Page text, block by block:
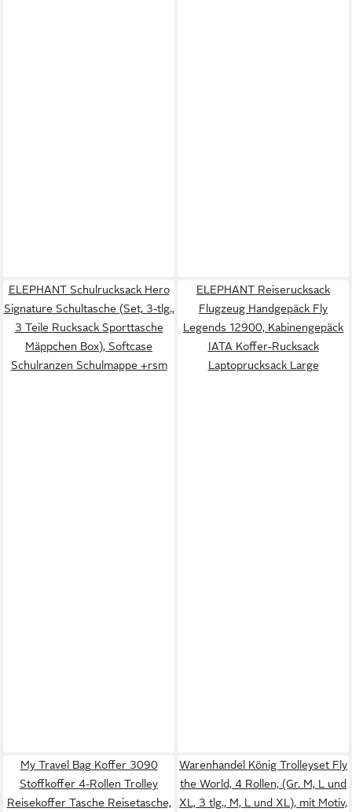
ELEPHANT Schulrucksack Hero
Signature Schultasche (Set, 3-tlg.,
3 Teile Rucksack Sporttasche
Mäppchen Box), Softcase
Schulranzen Schulmappe +rsm
ELEPHANT Reiserucksack
Flugzeug Handgepäck Fly
Legends 12900, Kabinengepäck
IATA Koffer-Rucksack
Laptoprucksack Large
My Travel Bag Koffer 3090
Stoffkoffer 4-Rollen Trolley
Reisekoffer Tasche Reisetasche,
Warenhandel König Trolleyset Fly
the World, 4 Rollen, (Gr. M, L und
XL, 3 tlg., M, L und XL), mit Motiv,